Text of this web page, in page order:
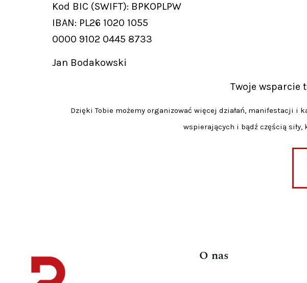
Kod BIC (SWIFT): BPKOPLPW
IBAN: PL26 1020 1055
0000 9102 0445 8733
Jan Bodakowski
Twoje wsparcie
Dzięki Tobie możemy organizować więcej działań, manifestacji i
wspierających i bądź częścią
O nas